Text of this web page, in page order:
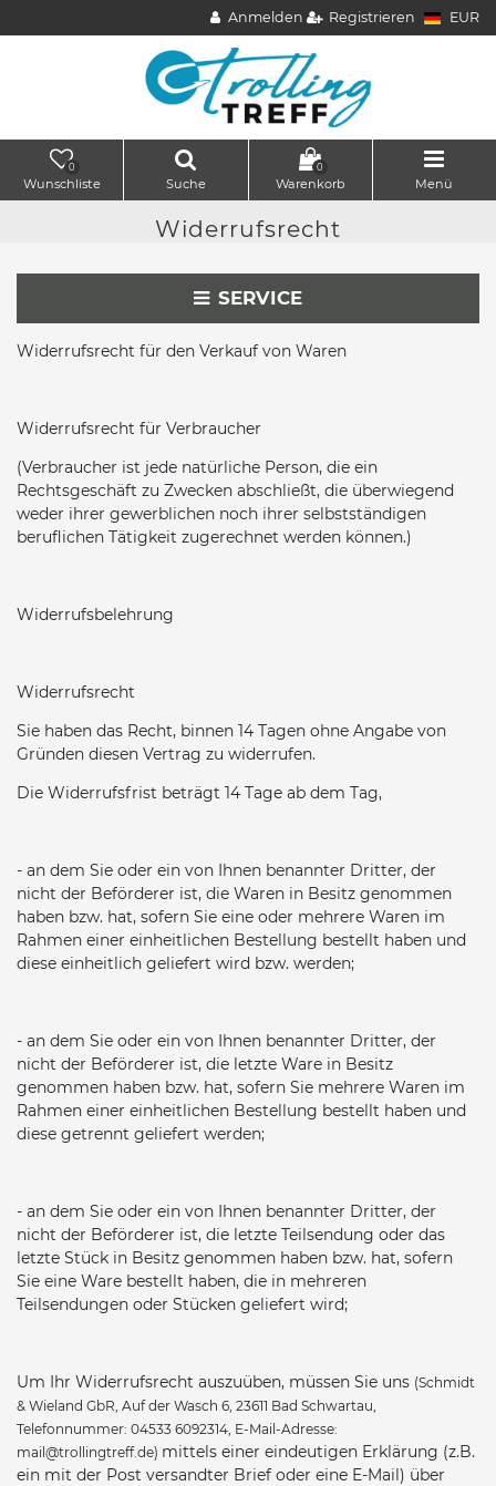
Anmelden Registrieren EUR
0
Wunschliste Suche
0
Warenkorb Menü
Widerrufs­recht
SERVICE
Widerrufsrecht für den Verkauf von Waren
Widerrufsrecht für Verbraucher
(Verbraucher ist jede natürliche Person, die ein
Rechtsgeschäft zu Zwecken abschließt, die überwiegend
weder ihrer gewerblichen noch ihrer selbstständigen
beruflichen Tätigkeit zugerechnet werden können.)
Widerrufsbelehrung
Widerrufsrecht
Sie haben das Recht, binnen 14 Tagen ohne Angabe von
Gründen diesen Vertrag zu widerrufen.
Die Widerrufsfrist beträgt 14 Tage ab dem Tag,
- an dem Sie oder ein von Ihnen benannter Dritter, der
nicht der Beförderer ist, die Waren in Besitz genommen
haben bzw. hat, sofern Sie eine oder mehrere Waren im
Rahmen einer einheitlichen Bestellung bestellt haben und
diese einheitlich geliefert wird bzw. werden;
- an dem Sie oder ein von Ihnen benannter Dritter, der
nicht der Beförderer ist, die letzte Ware in Besitz
genommen haben bzw. hat, sofern Sie mehrere Waren im
Rahmen einer einheitlichen Bestellung bestellt haben und
diese getrennt geliefert werden;
- an dem Sie oder ein von Ihnen benannter Dritter, der
nicht der Beförderer ist, die letzte Teilsendung oder das
letzte Stück in Besitz genommen haben bzw. hat, sofern
Sie eine Ware bestellt haben, die in mehreren
Teilsendungen oder Stücken geliefert wird;
Um Ihr Widerrufsrecht auszuüben, müssen Sie uns (Schmidt
& Wieland GbR, Auf der Wasch 6, 23611 Bad Schwartau,
Telefonnummer: 04533 6092314, E-Mail-Adresse:
mail@trollingtreff.de) mittels einer eindeutigen Erklärung (z.B.
ein mit der Post versandter Brief oder eine E-Mail) über